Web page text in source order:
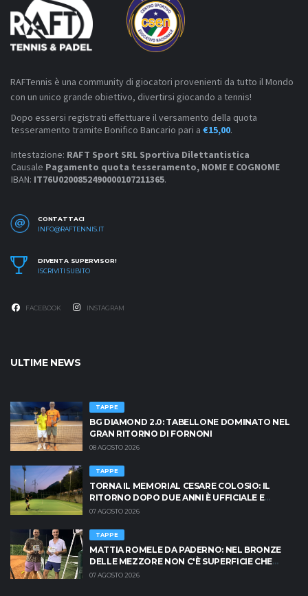
RAFTennis è una community di giocatori provenienti da tutto il Mondo
con un unico grande obiettivo, divertirsi giocando a tennis!
Dopo essersi registrati effettuare il versamento della quota
tesseramento tramite Bonifico Bancario pari a €15,00.
Intestazione: RAFT Sport SRL Sportiva Dilettantistica
Causale Pagamento quota tesseramento, NOME E COGNOME
IBAN: IT76U0200852490000107211365.
CONTATTACI
INFO@RAFTENNIS.IT
DIVENTA SUPERVISOR!
ISCRIVITI SUBITO
FACEBOOK INSTAGRAM
ULTIME NEWS
TAPPE
BG DIAMOND 2.0: TABELLONE DOMINATO NEL
GRAN RITORNO DI FORNONI
08 AGOSTO 2026
TAPPE
TORNA IL MEMORIAL CESARE COLOSIO: IL
RITORNO DOPO DUE ANNI È UFFICIALE E
BRESCIA È PRONTA AD INFIAMMARSI!
07 AGOSTO 2026
TAPPE
MATTIA ROMELE DA PADERNO: NEL BRONZE
DELLE MEZZORE NON C'È SUPERFICIE CHE
TENGA
07 AGOSTO 2026